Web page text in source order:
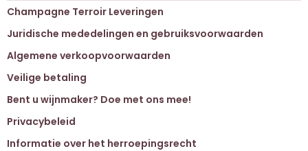
Champagne Terroir Leveringen
Juridische mededelingen en gebruiksvoorwaarden
Algemene verkoopvoorwaarden
Veilige betaling
Bent u wijnmaker? Doe met ons mee!
Privacybeleid
Informatie over het herroepingsrecht